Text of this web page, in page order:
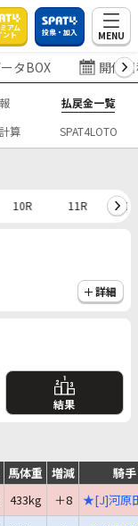
アム
ント 投票・加入 MENU
タBOX 開催
払戻金一覧
算 SPAT4LOTO
10R 11R
詳細
結果
馬体重 増減
騎手
433kg ＋8
★[J]河原